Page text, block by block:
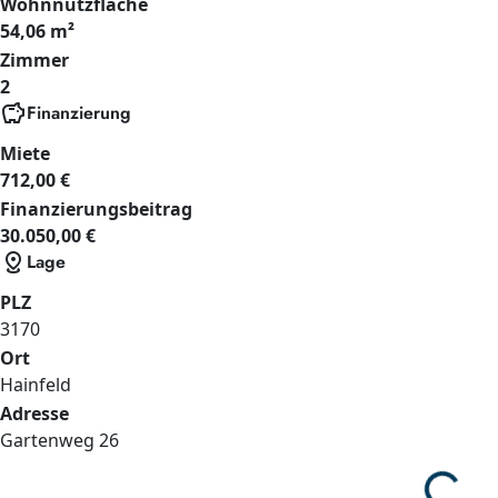
54,06 m²
Zimmer
2
savingsFinanzierung
Miete
712,00 €
Finanzierungsbeitrag
30.050,00 €
distance Lage
PLZ
3170
Ort
Hainfeld
Adresse
Gartenweg 26